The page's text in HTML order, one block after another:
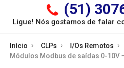
(51)
Ligue! Nós gostamos de falar
Início CLPs
I/Os Remotos
Módulos Modbus de saídas 0-10V